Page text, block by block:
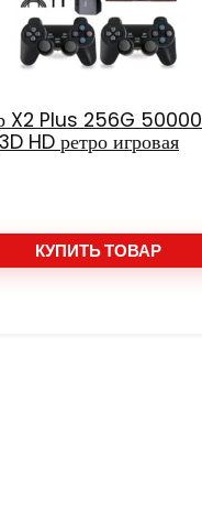
X2 Plus 256G 50000
HD ретро игровая
КУПИТЬ ТОВАР